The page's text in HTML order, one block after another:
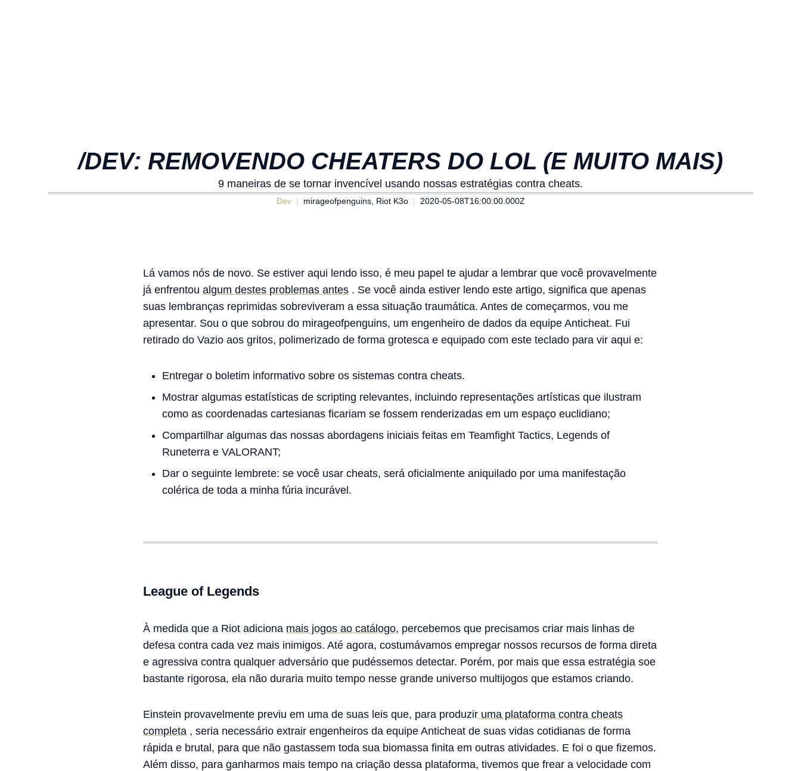
/DEV: REMOVENDO CHEATERS DO LOL (E MUITO MAIS)
9 maneiras de se tornar invencível usando nossas estratégias contra cheats.
Dev mirageofpenguins, Riot K3o 2020-05-08T16:00:00.000Z
Lá vamos nós de novo. Se estiver aqui lendo isso, é meu papel te ajudar a lembrar que você provavelmente
já enfrentou algum destes problemas antes . Se você ainda estiver lendo este artigo, significa que apenas
suas lembranças reprimidas sobreviveram a essa situação traumática. Antes de começarmos, vou me
apresentar. Sou o que sobrou do mirageofpenguins, um engenheiro de dados da equipe Anticheat. Fui
retirado do Vazio aos gritos, polimerizado de forma grotesca e equipado com este teclado para vir aqui e:
Entregar o boletim informativo sobre os sistemas contra cheats.
Mostrar algumas estatísticas de scripting relevantes, incluindo representações artísticas que ilustram
como as coordenadas cartesianas ficariam se fossem renderizadas em um espaço euclidiano;
Compartilhar algumas das nossas abordagens iniciais feitas em Teamfight Tactics, Legends of
Runeterra e VALORANT;
Dar o seguinte lembrete: se você usar cheats, será oficialmente aniquilado por uma manifestação
colérica de toda a minha fúria incurável.
League of Legends
À medida que a Riot adiciona mais jogos ao catálogo, percebemos que precisamos criar mais linhas de
defesa contra cada vez mais inimigos. Até agora, costumávamos empregar nossos recursos de forma direta
e agressiva contra qualquer adversário que pudéssemos detectar. Porém, por mais que essa estratégia soe
bastante rigorosa, ela não duraria muito tempo nesse grande universo multijogos que estamos criando.
Einstein provavelmente previu em uma de suas leis que, para produzir uma plataforma contra cheats
completa , seria necessário extrair engenheiros da equipe Anticheat de suas vidas cotidianas de forma
rápida e brutal, para que não gastassem toda sua biomassa finita em outras atividades. E foi o que fizemos.
Além disso, para ganharmos mais tempo na criação dessa plataforma, tivemos que frear a velocidade com